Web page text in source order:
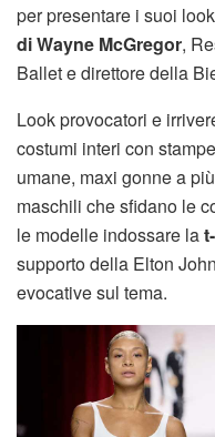
per presentare i suoi
di Wayne McGregor,
Ballet e direttore della
Look provocatori e
costumi interi con
umane, maxi gonne a
maschili che sfidano le
le modelle indossare la
supporto della Elton
evocative sul tema.